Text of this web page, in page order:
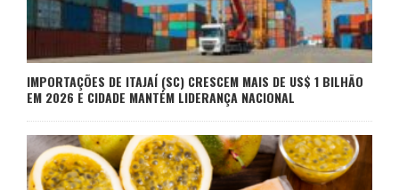
IMPORTAÇÕES DE ITAJAÍ (SC) CRESCEM MAIS DE US$ 1 BILHÃO
EM 2026 E CIDADE MANTÉM LIDERANÇA NACIONAL